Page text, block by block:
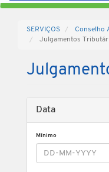
SERVIÇOS
Conselho
Julgamentos
Data
Mínimo